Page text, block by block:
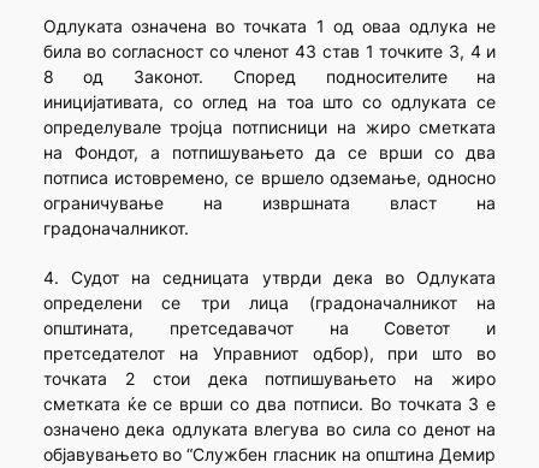
Одлуката означена во точката 1 од оваа одлука не
била во согласност со членот 43 став 1 точките 3, 4 и
8 од Законот. Според подносителите на
иницијативата, со оглед на тоа што со одлуката се
определувале тројца потписници на жиро сметката
на Фондот, а потпишувањето да се врши со два
потписа истовремено, се вршело одземање, односно
ограничување на извршната власт на
градоначалникот.
4. Судот на седницата утврди дека во Одлуката
определени се три лица (градоначалникот на
општината, претседавачот на Советот и
претседателот на Управниот одбор), при што во
точката 2 стои дека потпишувањето на жиро
сметката ќе се врши со два потписи. Во точката 3 е
означено дека одлуката влегува во сила со денот на
објавувањето во “Службен гласник на општина Демир